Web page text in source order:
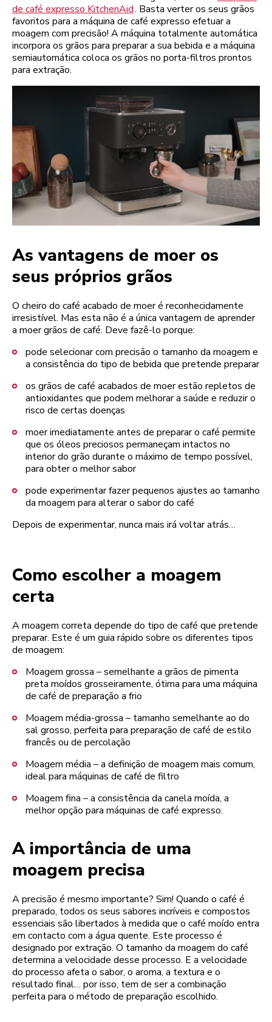
de café expresso KitchenAid. Basta verter os seus grãos
favoritos para a máquina de café expresso efetuar a
moagem com precisão! A máquina totalmente automática
incorpora os grãos para preparar a sua bebida e a máquina
semiautomática coloca os grãos no porta-filtros prontos
para extração.
As vantagens de moer os
seus próprios grãos
O cheiro do café acabado de moer é reconhecidamente
irresistível. Mas esta não é a única vantagem de aprender
a moer grãos de café. Deve fazê-lo porque:
pode selecionar com precisão o tamanho da moagem e
a consistência do tipo de bebida que pretende preparar
os grãos de café acabados de moer estão repletos de
antioxidantes que podem melhorar a saúde e reduzir o
risco de certas doenças
moer imediatamente antes de preparar o café permite
que os óleos preciosos permaneçam intactos no
interior do grão durante o máximo de tempo possível,
para obter o melhor sabor
pode experimentar fazer pequenos ajustes ao tamanho
da moagem para alterar o sabor do café
Depois de experimentar, nunca mais irá voltar atrás…
Como escolher a moagem
certa
A moagem correta depende do tipo de café que pretende
preparar. Este é um guia rápido sobre os diferentes tipos
de moagem:
Moagem grossa – semelhante a grãos de pimenta
preta moídos grosseiramente, ótima para uma máquina
de café de preparação a frio
Moagem média-grossa – tamanho semelhante ao do
sal grosso, perfeita para preparação de café de estilo
francês ou de percolação
Moagem média – a definição de moagem mais comum,
ideal para máquinas de café de filtro
Moagem fina – a consistência da canela moída, a
melhor opção para máquinas de café expresso.
A importância de uma
moagem precisa
A precisão é mesmo importante? Sim! Quando o café é
preparado, todos os seus sabores incríveis e compostos
essenciais são libertados à medida que o café moído entra
em contacto com a água quente. Este processo é
designado por extração. O tamanho da moagem do café
determina a velocidade desse processo. E a velocidade
do processo afeta o sabor, o aroma, a textura e o
resultado final… por isso, tem de ser a combinação
perfeita para o método de preparação escolhido.